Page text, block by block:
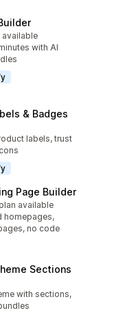
available
with AI
& Badges
labels, trust
Page Builder
available
homepages,
no code
Sections
with sections,